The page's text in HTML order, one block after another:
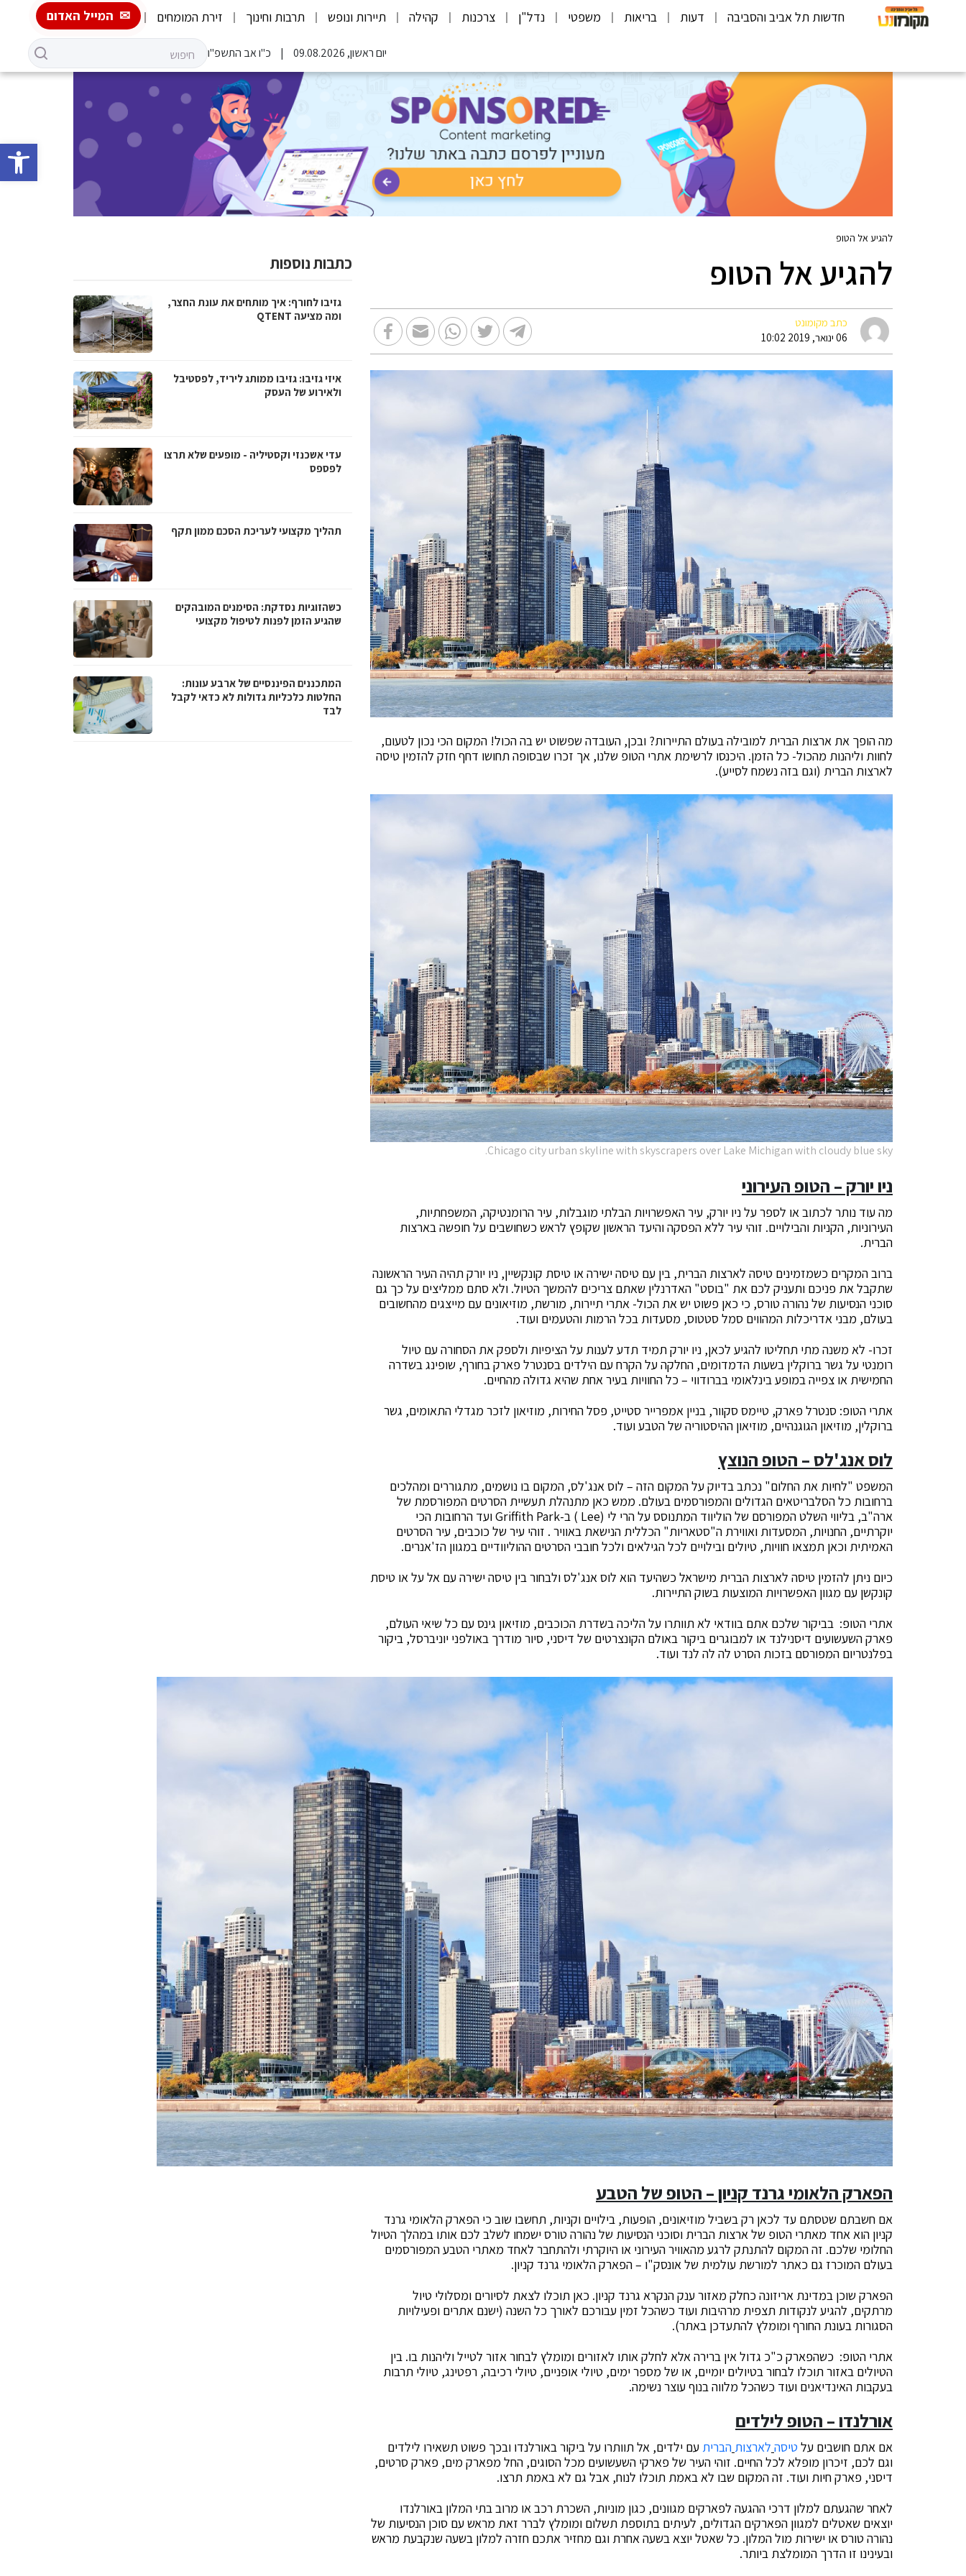
פתח
חדשות תל אביב והסביבה דעות בריאות משפטי נדל"ן צרכנות קהילה תיירות ונופש תרבות וחינוך זירת המומחים המייל האדום
יום ראשון, 09.08.2026 כ"ו אב התשפ"ו
להגיע אל הטופ
להגיע אל הטופ
כתב מקומונט
06 ינואר, 2019 10:02
מה הופך את ארצות הברית למובילה בעולם התיירות? ובכן, העובדה שפשוט יש בה הכול! המקום הכי נכון לטעום,
לחוות וליהנות מהכול- כל הזמן. היכנסו לרשימת אתרי הטופ שלנו, אך זכרו שבסופה תחושו דחף חזק להזמין טיסה
לארצות הברית (וגם בזה נשמח לסייע).
Chicago city urban skyline with skyscrapers over Lake Michigan with cloudy blue sky.
ניו יורק – הטופ העירוני
מה עוד נותר לכתוב או לספר על ניו יורק, עיר האפשרויות הבלתי מוגבלות, עיר הרומנטיקה, המשפחתיות,
העירוניות, הקניות והבילויים. זוהי עיר ללא הפסקה והיעד הראשון שקופץ לראש כשחושבים על חופשה בארצות
הברית.
ברוב המקרים כשמזמינים טיסה לארצות הברית, בין עם טיסה ישירה או טיסת קונקשיין, ניו יורק תהיה העיר הראשונה
שתקבל את פניכם ותעניק לכם את "בוסט" האדרנלין שאתם צריכים להמשך הטיול. ולא סתם ממליצים על כך גם
סוכני הנסיעות של נהורה טורס, כי כאן פשוט יש את הכול- אתרי תיירות, מורשת, מוזיאונים עם מייצגים מהחשובים
בעולם, מבני אדריכלות המהווים סמל סטטוס, מסעדות בכל הרמות והטעמים ועוד.
זכרו- לא משנה מתי תחליטו להגיע לכאן, ניו יורק תמיד תדע לענות על הציפיות ולספק את הסחורה עם טיול
רומנטי על גשר ברוקלין בשעות הדמדומים, החלקה על הקרח עם הילדים בסנטרל פארק בחורף, שופינג בשדרה
החמישית או צפייה במופע בינלאומי בברודווי – כל החוויות בעיר אחת שהיא גדולה מהחיים.
אתרי הטופ: סנטרל פארק, טיימס סקוור, בניין אמפרייר סטייט, פסל החירות, מוזיאון לזכר מגדלי התאומים, גשר
ברוקלין, מוזיאון הגוגנהיים, מוזיאון ההיסטוריה של הטבע ועוד.
לוס אנג'לס – הטופ הנוצץ
המשפט "לחיות את החלום" נכתב בדיוק על המקום הזה – לוס אנג'לס, המקום בו נושמים, מתגוררים ומהלכים
ברחובות כל הסלבריטאים הגדולים והמפורסמים בעולם. ממש כאן מתנהלת תעשיית הסרטים המפורסמת של
ארה"ב, בליווי השלט המפורסם של הוליווד המתנוסס על הרי לי (Lee ) ב-Griffith Park ועד הרחובות הכי
יוקרתיים, החנויות, המסעדות ואווירת ה"סטאריות" הכללית הנישאת באוויר . זוהי עיר של כוכבים, עיר הסרטים
האמיתית וכאן תמצאו חוויות, טיולים ובילויים לכל הגילאים ולכל חובבי הסרטים ההוליוודיים במגוון הז'אנרים.
כיום ניתן להזמין טיסה לארצות הברית מישראל כשהיעד הוא לוס אנג'לס ולבחור בין טיסה ישירה עם אל על או טיסת
קונקשן עם מגוון האפשרויות המוצעות בשוק התיירות.
אתרי הטופ: בביקור שלכם אתם בוודאי לא תוותרו על הליכה בשדרת הכוכבים, מוזיאון גינס עם כל שיאי העולם,
פארק השעשועים דיסנילנד או למבוגרים ביקור באולם הקונצרטים של דיסני, סיור מודרך באולפני יוניברסל, ביקור
בפלנטריום המפורסם בזכות הסרט לה לה לנד ועוד.
הפארק הלאומי גרנד קניון – הטופ של הטבע
אם חשבתם שטסתם עד לכאן רק בשביל מוזיאונים, הופעות, בילויים וקניות, תחשבו שוב כי הפארק הלאומי גרנד
קניון הוא אחד מאתרי הטופ של ארצות הברית וסוכני הנסיעות של נהורה טורס ישמחו לשלב לכם אותו במהלך הטיול
החלומי שלכם. זה המקום להתנתק לרגע מהאוויר העירוני או היוקרתי ולהתחבר לאחד מאתרי הטבע המפורסמים
בעולם המוכרז גם כאתר למורשת עולמית של אונסק"ו – הפארק הלאומי גרנד קניון.
הפארק שוכן במדינת אריזונה כחלק מאזור ענק הנקרא גרנד קניון. כאן תוכלו לצאת לסיורים ומסלולי טיול
מרתקים, להגיע לנקודות תצפית מרהיבות ועוד כשהכל זמין עבורכם לאורך כל השנה (ישנם אתרים ופעילויות
הסגורות בעונת החורף ומומלץ להתעדכן באתר).
אתרי הטופ: כשהפארק כ"כ גדול אין ברירה אלא לחלק אותו לאזורים ומומלץ לבחור אזור לטייל וליהנות בו. בין
הטיולים באזור תוכלו לבחור בטיולים יומיים, או של מספר ימים, טיולי אופניים, טיולי רכיבה, רפטינג, טיולי תרבות
בעקבות האינדיאנים ועוד כשהכל מלווה בנוף עוצר נשימה.
אורלנדו – הטופ לילדים
אם אתם חושבים על טיסה לארצות הברית עם ילדים, אל תוותרו על ביקור באורלנדו ובכך פשוט תשאירו לילדים
וגם לכם, זיכרון מופלא לכל החיים. זוהי העיר של פארקי השעשועים מכל הסוגים, החל מפארק מים, פארק סרטים,
דיסני, פארק חיות ועוד. זה המקום שבו לא באמת תוכלו לנוח, אבל גם לא באמת תרצו.
לאחר שהגעתם למלון דרכי ההגעה לפארקים מגוונים, כגון מוניות, השכרת רכב או מרוב בתי המלון באורלנדו
יוצאים שאטלים למגוון הפארקים הגדולים, לעיתים בתוספת תשלום ומומלץ לברר זאת מראש עם סוכן הנסיעות של
נהורה טורס או ישירות מול המלון. כל שאטל יוצא בשעה אחרת וגם מחזיר אתכם חזרה למלון בשעה שנקבעת מראש
ובעינינו זו הדרך המומלצת ביותר.
כתבות נוספות
גזיבו לחורף: איך מותחים את עונת החצר,
ומה מציעה QTENT
איזי גזיבו: גזיבו ממותג ליריד, לפסטיבל
ולאירוע של העסק
עדי אשכנזי וקסטיליה - מופעים שלא תרצו
לפספס
תהליך מקצועי לעריכת הסכם ממון תקף
כשהזוגיות נסדקת: הסימנים המובהקים
שהגיע הזמן לפנות לטיפול מקצועי
המתכננים הפיננסיים של ארבע עונות:
החלטות כלכליות גדולות לא כדאי לקבל
לבד